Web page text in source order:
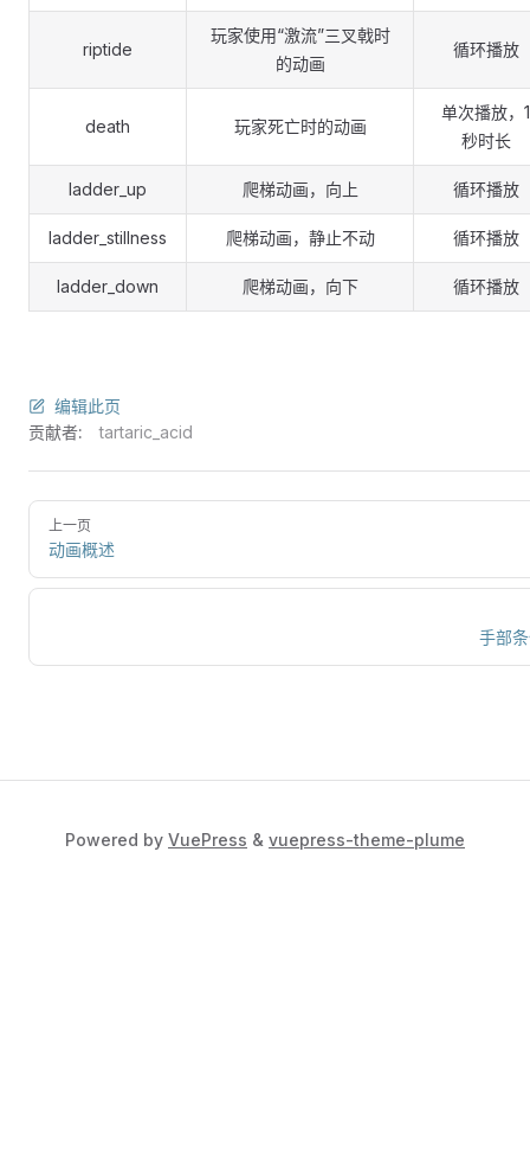
riptide
玩家使用“激流”三叉戟时
的动画
循环播放
death 玩家死亡时的动画
单次播放，1
秒时长
ladder_up 爬梯动画，向上 循环播放
ladder_stillness 爬梯动画，静止不动 循环播放
ladder_down 爬梯动画，向下 循环播放
编辑此页
贡献者:
tartaric_acid
上一页
动画概述
手部
Powered by VuePress & vuepress-theme-plume